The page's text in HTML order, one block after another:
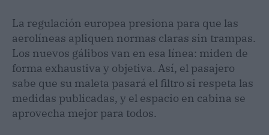
La regulación europea presiona para que las
aerolíneas apliquen normas claras sin trampas.
Los nuevos gálibos van en esa línea: miden de
forma exhaustiva y objetiva. Así, el pasajero
sabe que su maleta pasará el filtro si respeta las
medidas publicadas, y el espacio en cabina se
aprovecha mejor para todos.